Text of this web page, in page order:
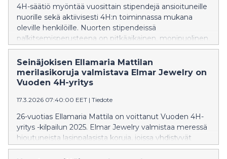
4H-säätiö myöntää vuosittain stipendejä ansioituneille
nuorille sekä aktiivisesti 4H:n toiminnassa mukana
oleville henkilöille. Nuorten stipendeissä
palkitsemisperusteena on pitkäaikainen, monipuolinen,
tuloksellinen ja edelleen jatkuva 4H-harrastus. 4H-
säätiön myöntämät 12 valtakunnallista stipendiä
jaetaan Valtioneuvoston juhlahuoneistossa Helsingissä
tiistaina 7.4. kello 14.30. Media on tervetullut
Seinäjokisen Ellamaria Mattilan
merilasikoruja valmistava Elmar Jewelry on
Vuoden 4H-yritys
17.3.2026 07:40:00 EET | Tiedote
26-vuotias Ellamaria Mattila on voittanut Vuoden 4H-
yritys -kilpailun 2025. Elmar Jewelry valmistaa meressä
hioutuneista lasinpalasista koruja, joissa yhdistyvät
käsityö, kierrätysmateriaalit ja uniikki muotoilu. Vuoden